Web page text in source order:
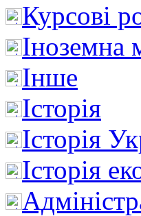
Курсові
Іноземна
Інше
Історія
Історія
Історія